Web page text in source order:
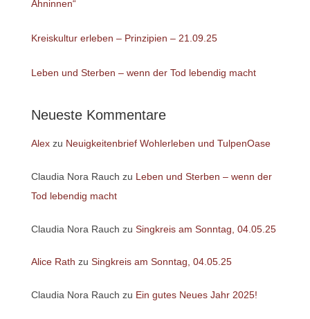
Ahninnen“
Kreiskultur erleben – Prinzipien – 21.09.25
Leben und Sterben – wenn der Tod lebendig macht
Neueste Kommentare
Alexzu Neuigkeitenbrief Wohlerleben und TulpenOase
Claudia Nora Rauch zu Leben und Sterben – wenn der
Tod lebendig macht
Claudia Nora Rauch zu Singkreis am Sonntag, 04.05.25
Alice Rath zu Singkreis am Sonntag, 04.05.25
Claudia Nora Rauch zu Ein gutes Neues Jahr 2025!